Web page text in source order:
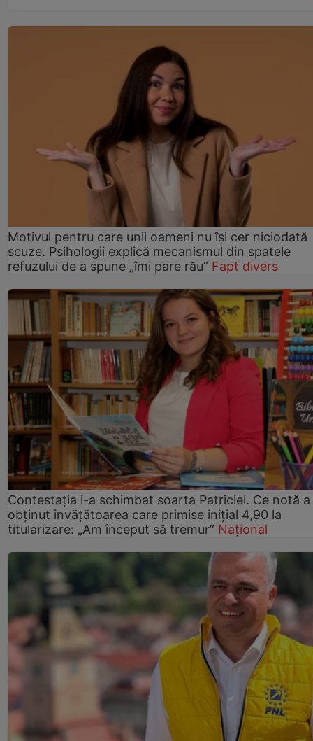
Motivul pentru care unii oameni nu își cer niciodată
scuze. Psihologii explică mecanismul din spatele
refuzului de a spune „îmi pare rău” Fapt divers
Contestația i-a schimbat soarta Patriciei. Ce notă a
obținut învățătoarea care primise inițial 4,90 la
titularizare: „Am început să tremur” Național